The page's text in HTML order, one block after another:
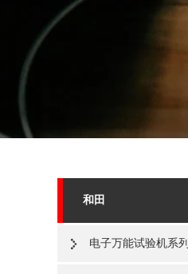
和田
电子万能试验机系列